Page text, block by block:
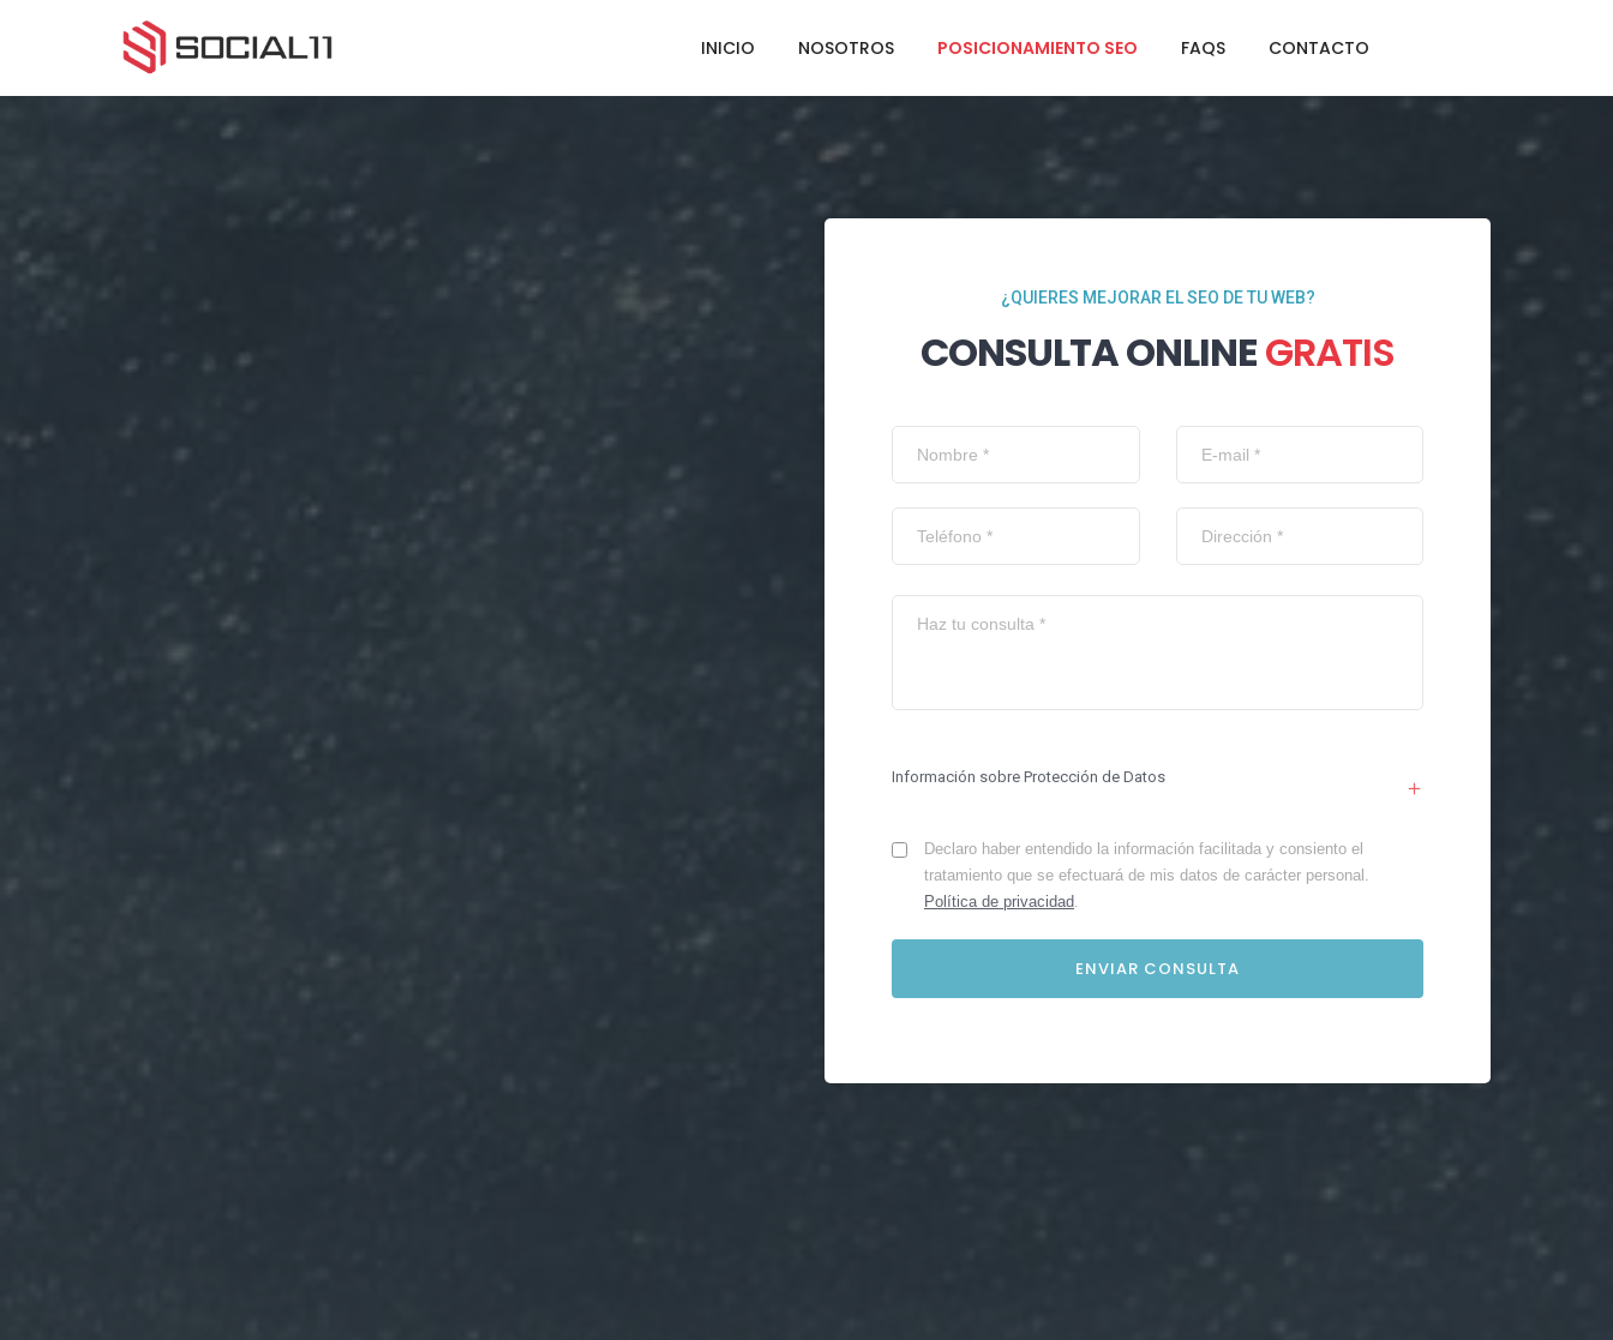
INICIO NOSOTROS POSICIONAMIENTO SEO FAQS CONTACTO
¿QUIERES MEJORAR EL SEO DE TU WEB?
CONSULTA ONLINEGRATIS
Información sobre Protección de Datos
Declaro haber entendido la información facilitada y consiento el
tratamiento que se efectuará de mis datos de carácter personal.
Política de privacidad.